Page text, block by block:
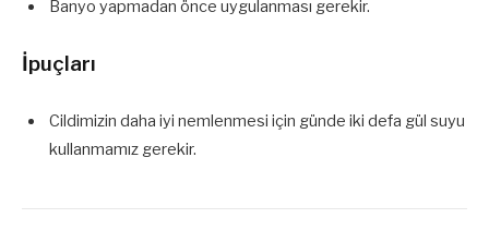
Banyo yapmadan önce uygulanması gerekir.
İpuçları
Cildimizin daha iyi nemlenmesi için günde iki defa gül suyu
kullanmamız gerekir.